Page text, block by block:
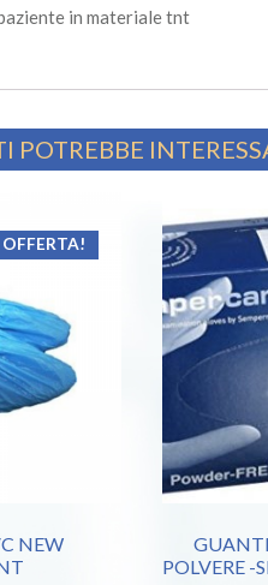
in materiale tnt
POTREBBE
NEW
POLVERE -